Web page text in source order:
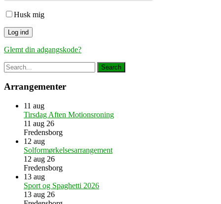
Husk mig
Glemt din adgangskode?
Arrangementer
11 aug
Tirsdag Aften Motionsroning
11 aug 26
Fredensborg
12 aug
Solformørkelsesarrangement
12 aug 26
Fredensborg
13 aug
Sport og Spaghetti 2026
13 aug 26